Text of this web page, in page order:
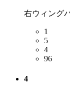
右ウィング
1
5
4
96
4